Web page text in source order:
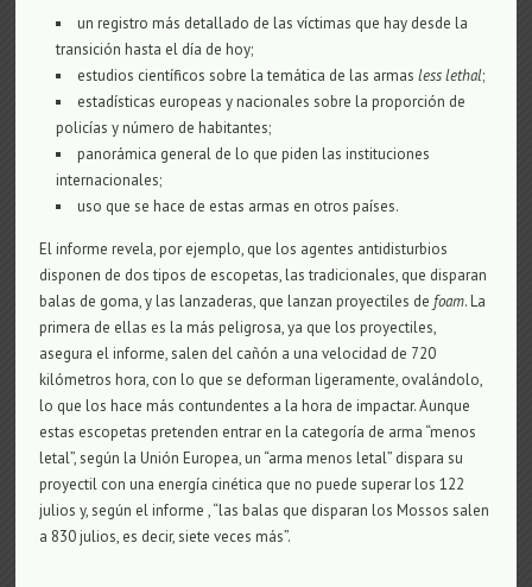
un registro más detallado de las víctimas que hay desde la
transición hasta el día de hoy;
estudios científicos sobre la temática de las armasless lethal;
estadísticas europeas y nacionales sobre la proporción de
policías y número de habitantes;
panorámica general de lo que piden las instituciones
internacionales;
uso que se hace de estas armas en otros países.
El informe revela, por ejemplo, que los agentes antidisturbios
disponen de dos tipos de escopetas, las tradicionales, que disparan
balas de goma, y las lanzaderas, que lanzan proyectiles de foam. La
primera de ellas es la más peligrosa, ya que los proyectiles,
asegura el informe, salen del cañón a una velocidad de 720
kilómetros hora, con lo que se deforman ligeramente, ovalándolo,
lo que los hace más contundentes a la hora de impactar. Aunque
estas escopetas pretenden entrar en la categoría de arma “menos
letal”, según la Unión Europea, un “arma menos letal” dispara su
proyectil con una energía cinética que no puede superar los 122
julios y, según el informe , “las balas que disparan los Mossos salen
a 830 julios, es decir, siete veces más”.